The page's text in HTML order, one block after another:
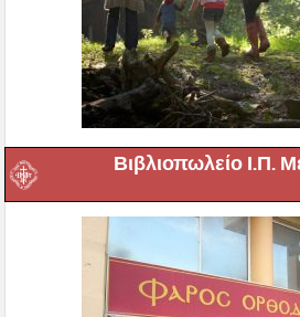
Βιβλιοπωλείο Ι.Π.